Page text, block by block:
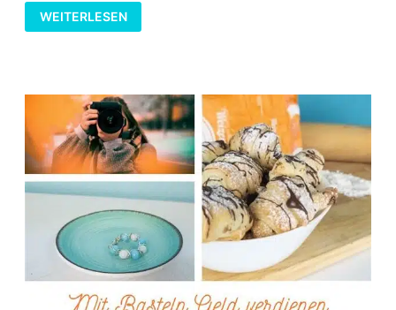
WIE
KANN
MAN
KUNSTHANDWERK
WERBEN?
WEITERLESEN